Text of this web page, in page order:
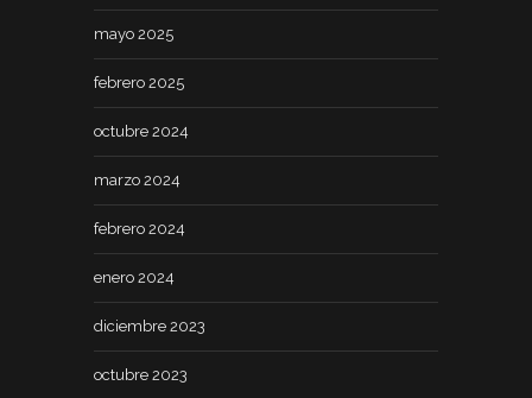
mayo 2025
febrero 2025
octubre 2024
marzo 2024
febrero 2024
enero 2024
diciembre 2023
octubre 2023